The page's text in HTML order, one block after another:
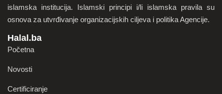
islamska institucija. Islamski principi i/li islamska pravila su
osnova za utvrđivanje organizacijskih ciljeva i politika Agencije.
Halal.ba
Početna
Novosti
Certificiranje